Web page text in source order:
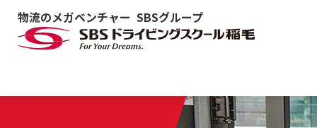
物流のメガベンチャー SBSグループ